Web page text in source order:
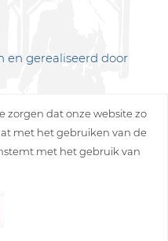
en gerealiseerd door
zorgen dat onze website zo
met het gebruiken van de
met het gebruik van